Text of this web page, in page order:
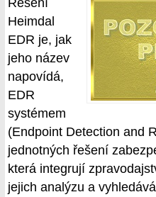
Heimdal
EDR je, jak
jeho název
napovídá,
EDR
systémem
(Endpoint Detection and
jednotných řešení
která integrují
jejich analýzu a